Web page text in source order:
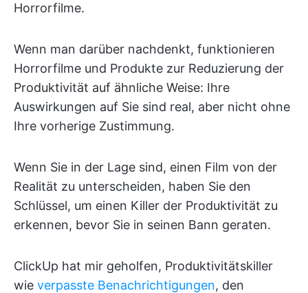
Horrorfilme.
Wenn man darüber nachdenkt, funktionieren
Horrorfilme und Produkte zur Reduzierung der
Produktivität auf ähnliche Weise: Ihre
Auswirkungen auf Sie sind real, aber nicht ohne
Ihre vorherige Zustimmung.
Wenn Sie in der Lage sind, einen Film von der
Realität zu unterscheiden, haben Sie den
Schlüssel, um einen Killer der Produktivität zu
erkennen, bevor Sie in seinen Bann geraten.
ClickUp hat mir geholfen, Produktivitätskiller
wie verpasste Benachrichtigungen, den